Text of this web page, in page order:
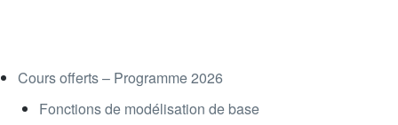
Cours offerts – Programme 2026
Fonctions de modélisation de base